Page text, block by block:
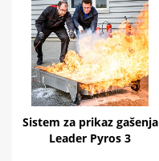
Sistem za prikaz gašenja
Leader Pyros 3